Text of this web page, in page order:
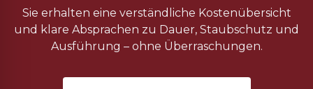
Sie erhalten eine verständliche Kostenübersicht
und klare Absprachen zu Dauer, Staubschutz und
Ausführung – ohne Überraschungen.